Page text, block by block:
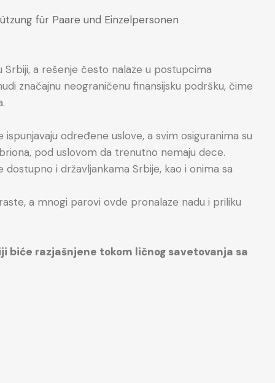
a rešenje često nalaze u postupcima
značajnu neograničenu finansijsku podršku, čime
određene uslove, a svim osiguranima su
pod uslovom da trenutno nemaju dece.
i državljankama Srbije, kao i onima sa
a mnogi parovi ovde pronalaze nadu i priliku
biće razjašnjene tokom ličnog savetovanja sa